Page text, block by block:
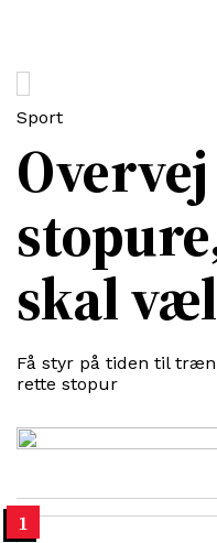
skal
Få styr på tiden til
rette stopur
Sport
1